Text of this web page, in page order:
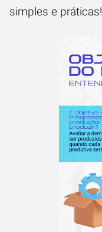
simples e práticas!